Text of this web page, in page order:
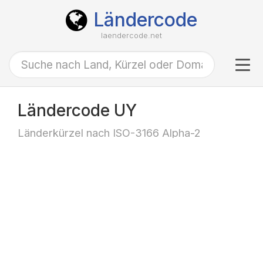
Ländercode
laendercode.net
Ländercode UY
Länderkürzel nach ISO-3166 Alpha-2